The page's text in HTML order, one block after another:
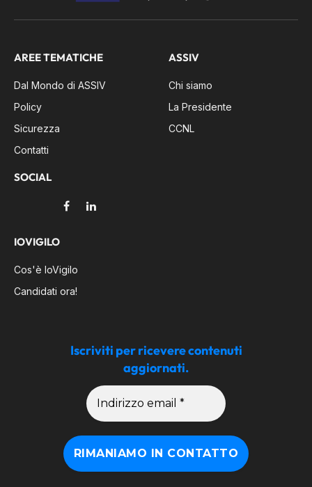
AREE TEMATICHE
Dal Mondo di ASSIV
Policy
Sicurezza
Contatti
SOCIAL
FacebookLinkedIn
ASSIV
Chi siamo
La Presidente
CCNL
IOVIGILO
Cos'è IoVigilo
Candidati ora!
Iscriviti per ricevere contenuti
aggiornati.